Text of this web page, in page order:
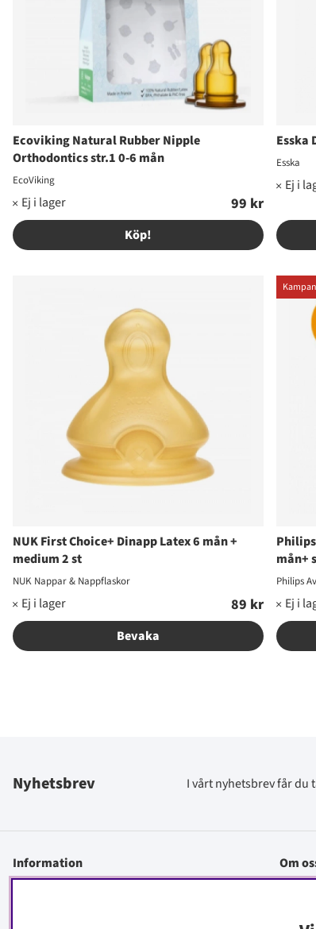
Ecoviking Natural Rubber Nipple
Orthodontics str.1 0-6 mån
EcoViking
99 kr
Köp!
Esska
Esska
NUK First Choice+ Dinapp Latex 6 mån +
medium 2 st
NUK Nappar & Nappflaskor
89 kr
Bevaka
mån+
Philips
Nyhetsbrev I vårt nyhetsbrev får du
Information
Om